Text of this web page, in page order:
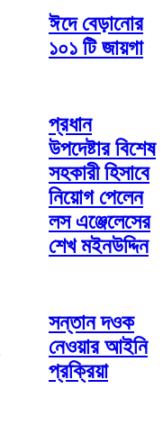
ঈদে বেড়ানোর
১০১ টি জায়গা
প্রধান
উপদেষ্টার বিশেষ
সহকারী হিসাবে
নিয়োগ পেলেন
লস এঞ্জেলেসের
শেখ মইনউদ্দিন
সন্তান দওক
নেওয়ার আইনি
প্রক্রিয়া